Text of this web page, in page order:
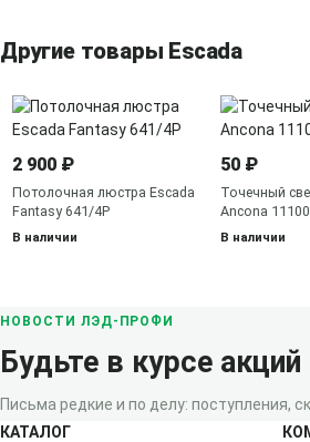
Другие товары Escada
2 900 ₽
Потолочная люстра Escada
Fantasy 641/4P
В наличии
50 ₽
Точечный
Ancona
В наличии
НОВОСТИ ЛЭД-ПРОФИ
Будьте в курсе
Письма редкие и по делу: поступления,
КАТАЛОГ